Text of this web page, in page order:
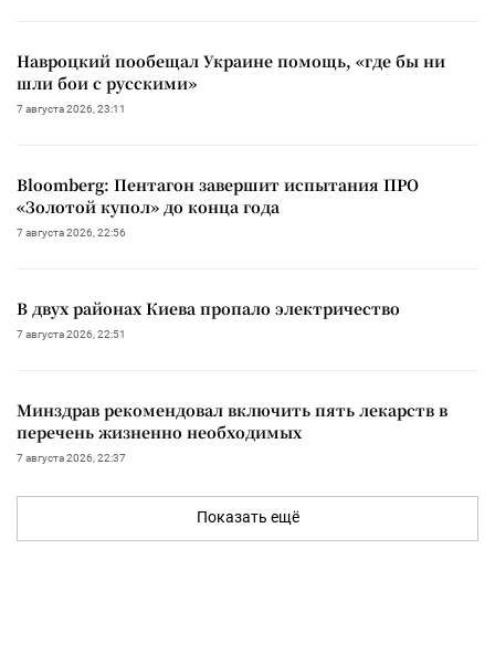
Навроцкий пообещал Украине помощь, «где бы ни
шли бои с русскими»
7 августа 2026, 23:11
Bloomberg: Пентагон завершит испытания ПРО
«Золотой купол» до конца года
7 августа 2026, 22:56
В двух районах Киева пропало электричество
7 августа 2026, 22:51
Минздрав рекомендовал включить пять лекарств в
перечень жизненно необходимых
7 августа 2026, 22:37
Показать ещё